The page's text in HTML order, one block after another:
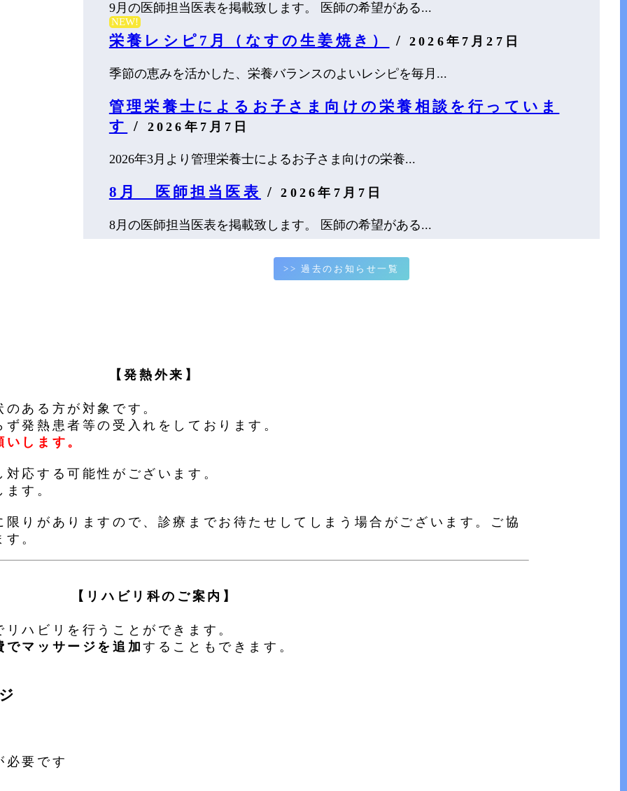
9月の医師担当医表を掲載致します。 医師の希望がある...
NEW!
栄養レシピ7月（なすの生姜焼き） / 2026年7月27日
季節の恵みを活かした、栄養バランスのよいレシピを毎月...
管理栄養士によるお子さま向けの栄養相談を行っていま
す / 2026年7月7日
2026年3月より管理栄養士によるお子さま向けの栄養...
8月 医師担当医表 /2026年7月7日
8月の医師担当医表を掲載致します。 医師の希望がある...
>> 過去のお知らせ一覧
【発熱外来】
ある方が対象です。
発熱患者等の受入れをしております。
します。
応する可能性がございます。
す。
りがありますので、診療までお待たせしてしまう場合がございます。ご協
。
【リハビリ科のご案内】
ハビリを行うことができます。
でマッサージを追加することもできます。
要です